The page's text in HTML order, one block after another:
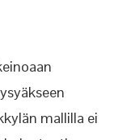
mallilla ei